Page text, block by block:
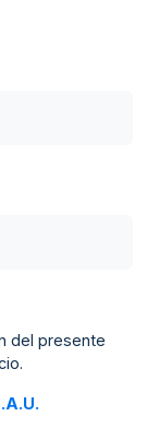
del presente